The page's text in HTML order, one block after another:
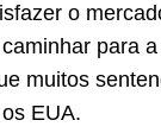
o
para
muitos
EUA.